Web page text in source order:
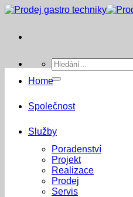
Přeskočit
Hledat:
Home
Společnost
Služby
Poradenství
Projekt
Realizace
Prodej
Servis